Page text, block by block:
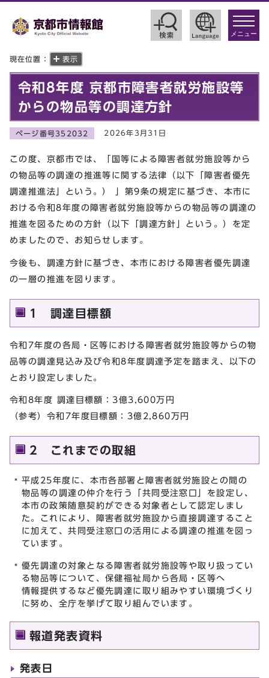
toggle
メニュー
現在位置： 表示
令和8年度 京都市障害者就労施設等
からの物品等の調達方針
ページ番号352032 2026年3月31日
この度、京都市では、「国等による障害者就労施設等から
の物品等の調達の推進等に関する法律（以下「障害者優先
調達推進法」という。） 」第9条の規定に基づき、本市に
おける令和8年度の障害者就労施設等からの物品等の調達の
推進を図るための方針（以下「調達方針」という。）を定
めましたので、お知らせします。
今後も、調達方針に基づき、本市における障害者優先調達
の一層の推進を図ります。
1 調達目標額
令和7年度の各局・区等における障害者就労施設等からの物
品等の調達見込み及び令和8年度調達予定を踏まえ、以下の
とおり設定しました。
令和8年度 調達目標額：3億3,600万円
（参考）令和7年度目標額：3億2,860万円
2 これまでの取組
平成25年度に、本市各部署と障害者就労施設との間の
物品等の調達の仲介を行う「共同受注窓口」を設定し、
本市の政策随意契約ができる対象者として認定しまし
た。これにより、障害者就労施設から直接調達すること
に加えて、共同受注窓口の活用による調達の推進を図っ
ています。
優先調達の対象となる障害者就労施設等や取り扱ってい
る物品等について、保健福祉局から各局・区等へ
情報提供するなど優先調達に取り組みやすい環境づくり
に努め、全庁を挙げて取り組んでいます。
報道発表資料
発表日